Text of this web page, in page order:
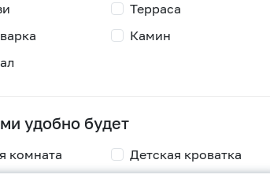
Терраса
Камин
удобно будет
комната
Детская кроватка